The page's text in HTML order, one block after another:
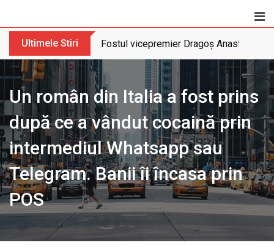
Ultimele Stiri Fostul vicepremier Dragoș Anastasiu
Un român din Italia a fost prins
după ce a vândut cocaină prin
intermediul Whatsapp sau
Telegram. Banii îi încasa prin
POS